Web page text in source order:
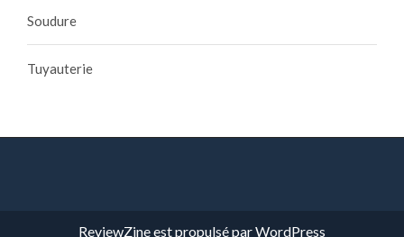
Soudure
Tuyauterie
ReviewZineest propulsé parWordPress